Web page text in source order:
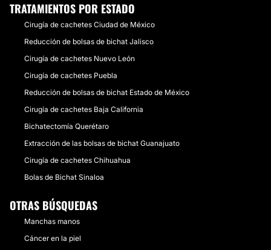
TRATAMIENTOS POR ESTADO
Cirugía de cachetes Ciudad de México
Reducción de bolsas de bichat Jalisco
Cirugía de cachetes Nuevo León
Cirugía de cachetes Puebla
Reducción de bolsas de bichat Estado de México
Cirugía de cachetes Baja California
Bichatectomía Querétaro
Extracción de las bolsas de bichat Guanajuato
Cirugía de cachetes Chihuahua
Bolas de Bichat Sinaloa
OTRAS BÚSQUEDAS
Manchas manos
Cáncer en la piel